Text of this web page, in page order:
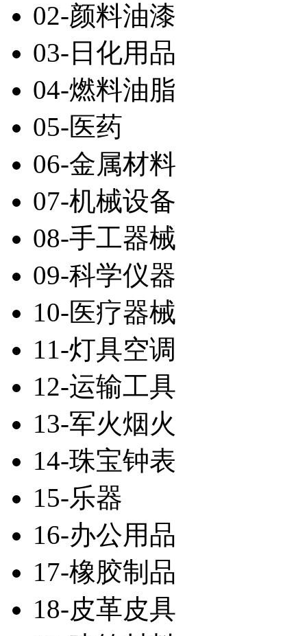
02-颜料油漆
03-日化用品
04-燃料油脂
05-医药
06-金属材料
07-机械设备
08-手工器械
09-科学仪器
10-医疗器械
11-灯具空调
12-运输工具
13-军火烟火
14-珠宝钟表
15-乐器
16-办公用品
17-橡胶制品
18-皮革皮具